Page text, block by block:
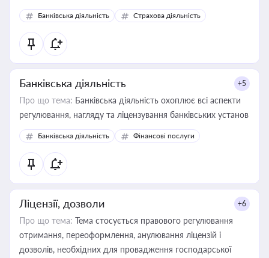
забезпечувати їх належне прийняття органами влади та
контрагентами
Банківська діяльність Страхова діяльність
Банківська діяльність +5
Про що тема: Банківська діяльність охоплює всі аспекти
регулювання, нагляду та ліцензування банківських установ
Банківська діяльність Фінансові послуги
Ліцензії, дозволи +6
Про що тема: Тема стосується правового регулювання
отримання, переоформлення, анулювання ліцензій і
дозволів, необхідних для провадження господарської